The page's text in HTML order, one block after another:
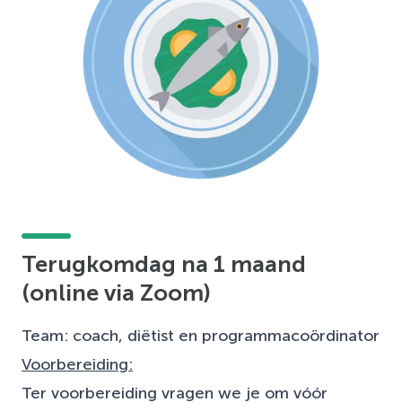
Terugkomdag na 1 maand
(online via Zoom)
Team: coach, diëtist en programmacoördinator
Voorbereiding:
Ter voorbereiding vragen we je om vóór